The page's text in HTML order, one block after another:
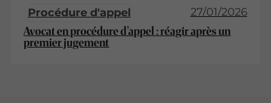
Procédure d'appel 27/01/2026
Avocat en procédure d’appel : réagir après un
premier jugement